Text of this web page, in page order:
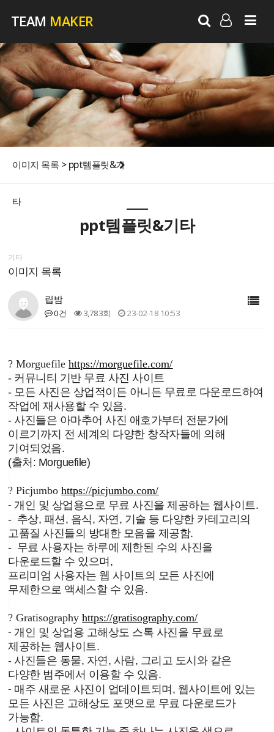
TEAM MAKER
LOG IN
SIGN UP
이미지 목록 > ppt템플릿&기
타
ppt템플릿&기타
기타
이미지 목록
립밤
0건 3,783회 23-02-18 10:53
?Morguefile https://morguefile.com/
- 커뮤니티 기반 무료 사진 사이트
- 모든 사진은 상업적이든 아니든 무료로 다운로드하여
작업에 재사용할 수 있음.
- 사진들은 아마추어 사진 애호가부터 전문가에
이르기까지 전 세계의 다양한 창작자들에 의해
기여되었음.
(출처: Morguefile)
?Picjumbo https://picjumbo.com/
- 개인 및 상업용으로 무료 사진을 제공하는 웹사이트.
- 추상, 패션, 음식, 자연, 기술 등 다양한 카테고리의
고품질 사진들의 방대한 모음을 제공함.
- 무료 사용자는 하루에 제한된 수의 사진을
다운로드할 수 있으며,
프리미엄 사용자는 웹 사이트의 모든 사진에
무제한으로 액세스할 수 있음.
?Gratisography https://gratisography.com/
- 개인 및 상업용 고해상도 스톡 사진을 무료로
제공하는 웹사이트.
- 사진들은 동물, 자연, 사람, 그리고 도시와 같은
다양한 범주에서 이용할 수 있음.
- 매주 새로운 사진이 업데이트되며, 웹사이트에 있는
모든 사진은 고해상도 포맷으로 무료 다운로드가
가능함.